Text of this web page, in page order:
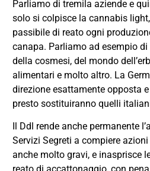
Parliamo di tremila aziende e
solo si colpisce la cannabis
passibile di reato ogni
canapa. Parliamo ad esempio
della cosmesi, del mondo
alimentari e molto altro. La
direzione esattamente opposta
presto sostituiranno quelli
Il Ddl rende anche permanente
Servizi Segreti a compiere
anche molto gravi, e inasprisce